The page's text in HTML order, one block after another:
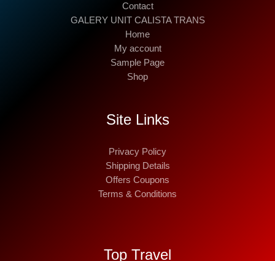
Contact
GALERY UNIT CALISTA TRANS
Home
My account
Sample Page
Shop
Site Links
Privacy Policy
Shipping Details
Offers Coupons
Terms & Conditions
Top Travel